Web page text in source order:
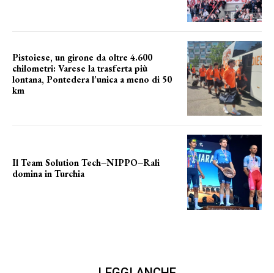
Pistoiese, un girone da oltre 4.600
chilometri: Varese la trasferta più
lontana, Pontedera l’unica a meno di 50
km
Il Team Solution Tech–NIPPO–Rali
domina in Turchia